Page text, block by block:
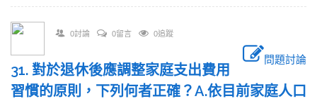
0討論 0留言 0追蹤
問題討論
31. 對於退休後應調整家庭支出費用
習慣的原則，下列何者正確？A.依目前家庭人口